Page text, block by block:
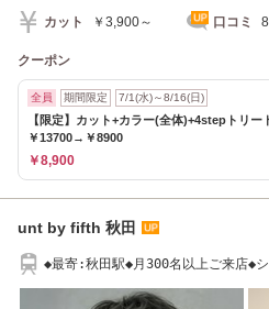
カット ￥3,900～ 口コミ
クーポン
全員 期間限定 7/1(水)～8/16(日)
【限定】カット+カラー(全体)+4stepトリー
￥13700→￥8900
￥8,900
unt by fifth 秋田
◆最寄:秋田駅◆月300名以上ご来店◆